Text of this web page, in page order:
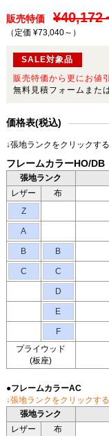
販売特価 ¥40,172
（定価 ¥73,040～ ）
SALE対象品
販売特価から更にお値
無料見積フォームまた
価格表(税込)
↓張地ランクをクリックす
フレームカラーHO/DB
張地ランク
レザー
布
Z
A
B B
C C
D
E
F
プライウッド
(板座)
●フレームカラーAC
↓張地ランクをクリックす
張地ランク
レザー
布